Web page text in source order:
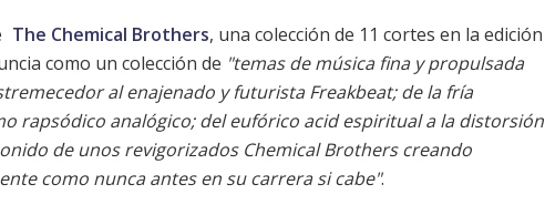
The Chemical Brothers, una colección de 11 cortes en la edición
como un colección de "temas de música fina y propulsada
al enajenado y futurista Freakbeat; de la fría
rapsódico analógico; del eufórico acid espiritual a la distorsión
de unos revigorizados Chemical Brothers creando
como nunca antes en su carrera si cabe".